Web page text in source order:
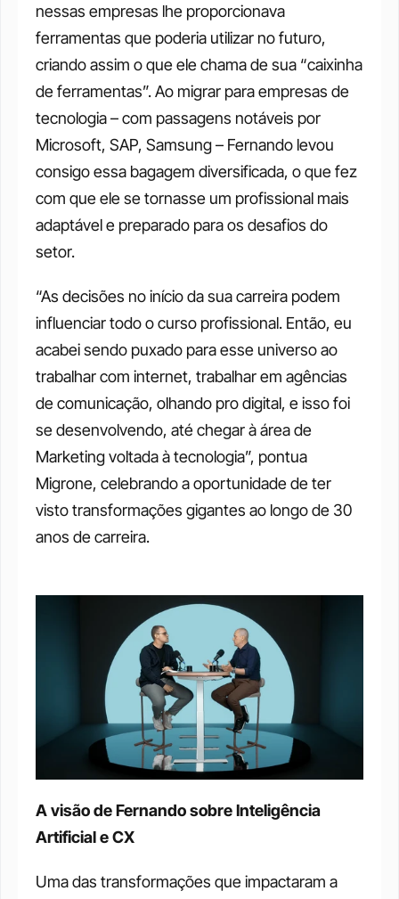
nessas empresas lhe proporcionava
ferramentas que poderia utilizar no futuro,
criando assim o que ele chama de sua “caixinha
de ferramentas”. Ao migrar para empresas de
tecnologia – com passagens notáveis por
Microsoft, SAP, Samsung – Fernando levou
consigo essa bagagem diversificada, o que fez
com que ele se tornasse um profissional mais
adaptável e preparado para os desafios do
setor.
“As decisões no início da sua carreira podem
influenciar todo o curso profissional. Então, eu
acabei sendo puxado para esse universo ao
trabalhar com internet, trabalhar em agências
de comunicação, olhando pro digital, e isso foi
se desenvolvendo, até chegar à área de
Marketing voltada à tecnologia”, pontua
Migrone, celebrando a oportunidade de ter
visto transformações gigantes ao longo de 30
anos de carreira.
A visão de Fernando sobre Inteligência
Artificial e CX
Uma das transformações que impactaram a